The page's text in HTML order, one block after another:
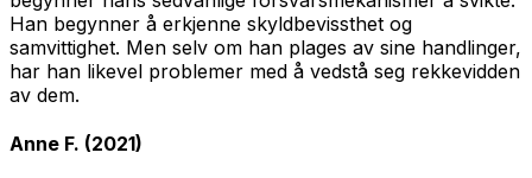
Han begynner å erkjenne skyldbevissthet og
samvittighet. Men selv om han plages av sine handlinger,
har han likevel problemer med å vedstå seg rekkevidden
av dem.
Anne F. (2021)